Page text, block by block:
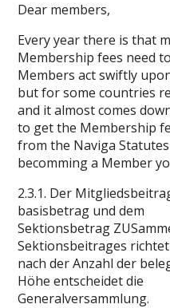
Dear members,
Every year there is that
Membership fees need
Members act swiftly
but for some countries
and it almost comes
to get the Membership
from the Naviga
becomming a Member
2.3.1. Der
basisbetrag und dem
Sektionsbetrag
Sektionsbeitrages
nach der Anzahl der
Höhe entscheidet die
Generalversammlung.